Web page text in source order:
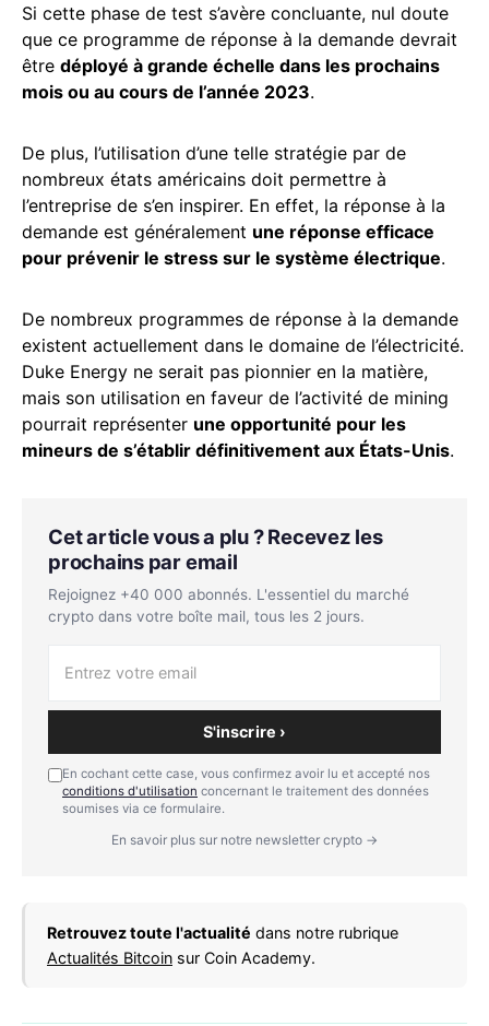
Si cette phase de test s’avère concluante, nul doute
que ce programme de réponse à la demande devrait
être déployé à grande échelle dans les prochains
mois ou au cours de l’année 2023.
De plus, l’utilisation d’une telle stratégie par de
nombreux états américains doit permettre à
l’entreprise de s’en inspirer. En effet, la réponse à la
demande est généralement une réponse efficace
pour prévenir le stress sur le système électrique.
De nombreux programmes de réponse à la demande
existent actuellement dans le domaine de l’électricité.
Duke Energy ne serait pas pionnier en la matière,
mais son utilisation en faveur de l’activité de mining
pourrait représenter une opportunité pour les
mineurs de s’établir définitivement aux États-Unis.
Cet article vous a plu ? Recevez les
prochains par email
Rejoignez +40 000 abonnés. L'essentiel du marché
crypto dans votre boîte mail, tous les 2 jours.
S'inscrire ›
En cochant cette case, vous confirmez avoir lu et accepté nos
conditions d'utilisation concernant le traitement des données
soumises via ce formulaire.
En savoir plus sur notre newsletter crypto →
Retrouvez toute l'actualité dans notre rubrique
Actualités Bitcoin sur Coin Academy.